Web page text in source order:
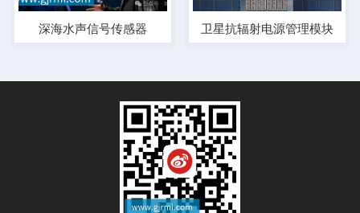
深海水声信号传感器 卫星抗辐射电源管理模块